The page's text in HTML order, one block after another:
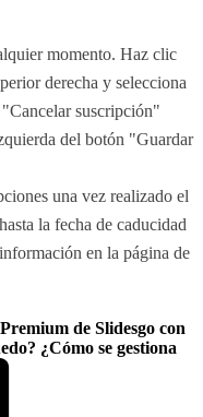
momento. Haz clic
derecha y selecciona
suscripción"
del botón "Guardar
una vez realizado el
la fecha de caducidad
en la página de
de Slidesgo con
¿Cómo se gestiona